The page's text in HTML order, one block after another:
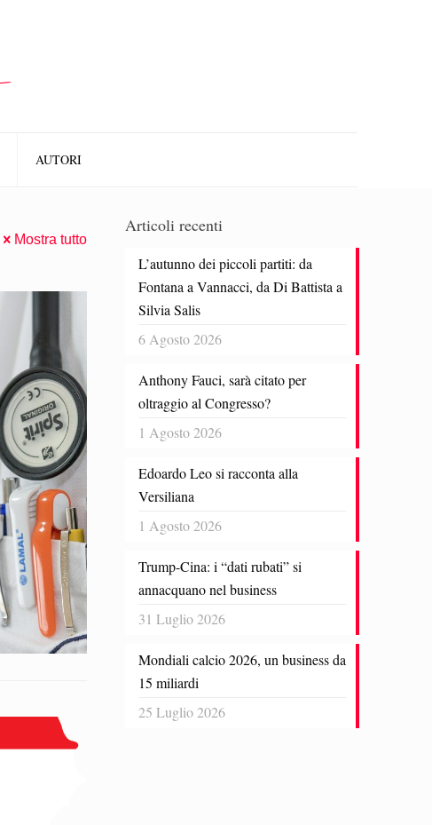
AUTORI
Mostra tutto
Articoli recenti
L’autunno dei piccoli partiti: da
Fontana a Vannacci, da Di Battista a
Silvia Salis
6 Agosto 2026
Anthony Fauci, sarà citato per
oltraggio al Congresso?
1 Agosto 2026
Edoardo Leo si racconta alla
Versiliana
1 Agosto 2026
Trump-Cina: i “dati rubati” si
annacquano nel business
31 Luglio 2026
Mondiali calcio 2026, un business da
15 miliardi
25 Luglio 2026